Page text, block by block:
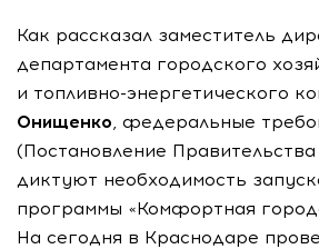
Как рассказал заместитель
департамента городского
и топливно-энергетического
Онищенко, федеральные
(Постановление
диктуют необходимость
программы «Комфортная
На сегодня в Краснодаре